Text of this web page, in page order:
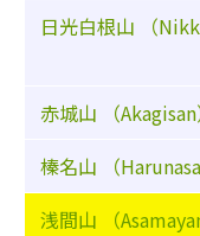
日光白根山 （
赤城山 （
榛名山 （
浅間山 （